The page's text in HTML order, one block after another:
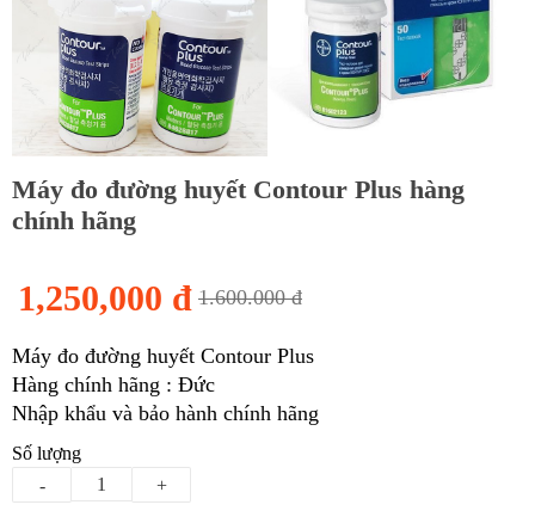
Máy đo đường huyết Contour Plus hàng
chính hãng
1,250,000 đ 1.600.000 đ
Máy đo đường huyết Contour Plus
Hàng chính hãng : Đức
Nhập khẩu và bảo hành chính hãng
Số lượng
-
+